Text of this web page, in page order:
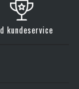
kundeservice